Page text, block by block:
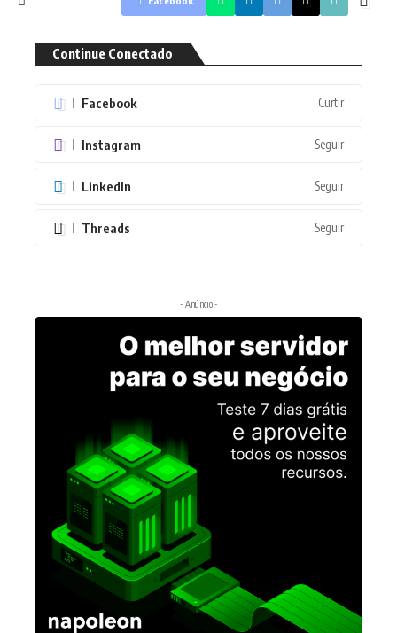
Continue Conectado
Facebook Curtir
Instagram Seguir
LinkedIn Seguir
Threads Seguir
- Anúncio -